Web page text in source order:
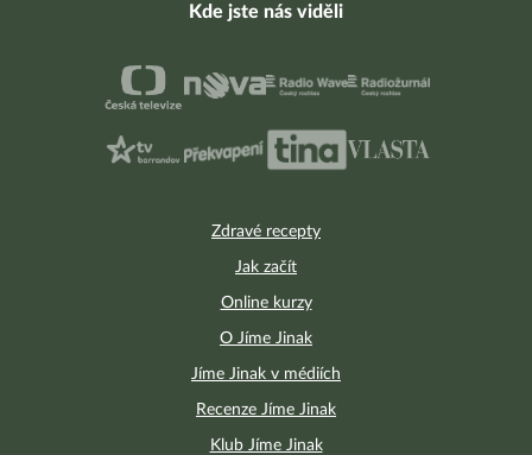
Zdravé recepty
Jak začít
Online kurzy
O Jíme Jinak
Jíme Jinak v médiích
Recenze Jíme Jinak
Klub Jíme Jinak
Kde jste nás viděli